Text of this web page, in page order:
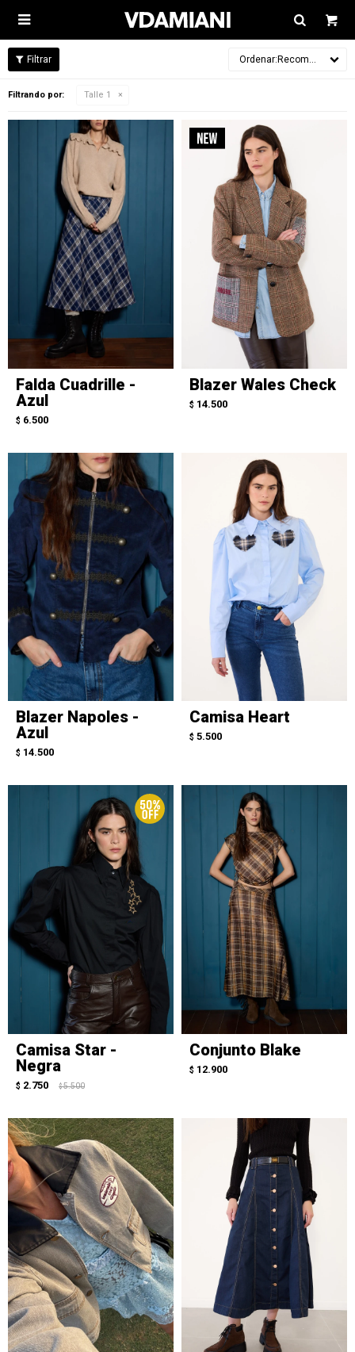

Recomendados
Filtrando por: Talle 1
Falda Cuadrille -
Azul
$ 6.500
Blazer Wales Check
$ 14.500
Blazer Napoles -
Azul
$ 14.500
Camisa Heart
$ 5.500
Camisa Star -
Negra
$ 2.750 $ 5.500
Conjunto Blake
$ 12.900